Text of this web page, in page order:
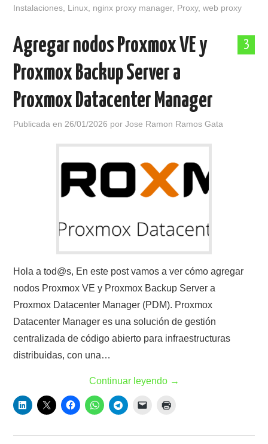
Instalaciones Linux nginx proxy manager, Proxy,web proxy
3
Agregar nodos Proxmox VE y
Proxmox Backup Server a
Proxmox Datacenter Manager
Publicada en 26/01/2026 porJose Ramon Ramos Gata
Hola a tod@s, En este post vamos a ver cómo agregar
nodos Proxmox VE y Proxmox Backup Server a
Proxmox Datacenter Manager (PDM). Proxmox
Datacenter Manager es una solución de gestión
centralizada de código abierto para infraestructuras
distribuidas, con una…
Continuar leyendo →